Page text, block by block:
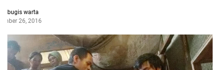
bugis warta
26, 2016